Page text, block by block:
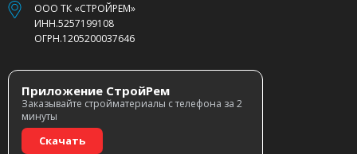
ООО ТК «СТРОЙРЕМ»
ИНН.5257199108
ОГРН.1205200037646
Приложение СтройРем
Заказывайте стройматериалы с телефона за 2
минуты
Скачать